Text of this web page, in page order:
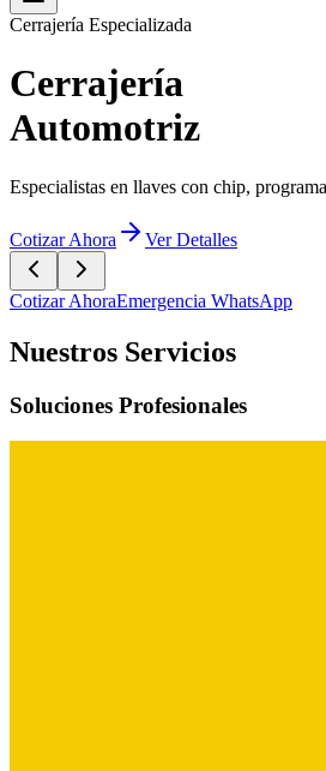
Cerrajería Especializada
Cerrajería
Automotriz
Especialistas en llaves con chip,
Cotizar Ahora Ver Detalles
Cotizar AhoraEmergencia WhatsApp
Nuestros Servicios
Soluciones Profesionales